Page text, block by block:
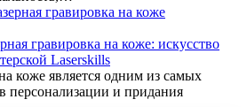
гравировка на коже: искусство
Laserskills
коже является одним из самых
персонализации и придания